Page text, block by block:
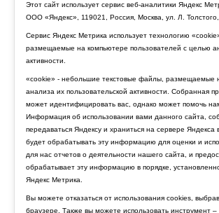
Этот сайт использует сервис веб-аналитики Яндекс
ООО «Яндекс», 119021, Россия, Москва, ул. Л.
Сервис Яндекс Метрика использует технологию
размещаемые на компьютере пользователей с целью
активности.
«cookie» - небольшие текстовые файлы, размещаемые
анализа их пользовательской активности. Собранная
может идентифицировать вас, однако может помочь
Информация об использовании вами данного сайта,
передаваться Яндексу и храниться на сервере
будет обрабатывать эту информацию для оценки и
для нас отчетов о деятельности нашего сайта, и
обрабатывает эту информацию в порядке,
Яндекс Метрика.
Вы можете отказаться от использования cookies,
браузере. Также вы можете использовать инструмент –